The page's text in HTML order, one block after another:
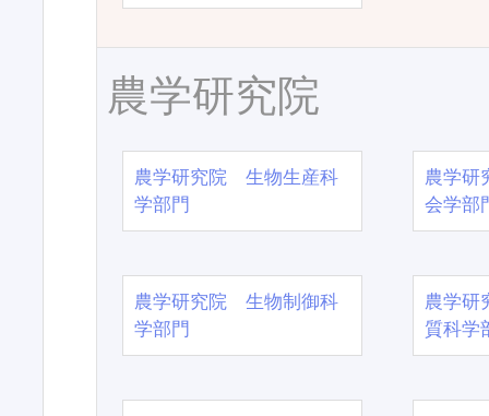
農学研究院
農学研究院 生物生産科
学部門
農学
会学部
農学研究院 生物制御科
学部門
農学
質科学